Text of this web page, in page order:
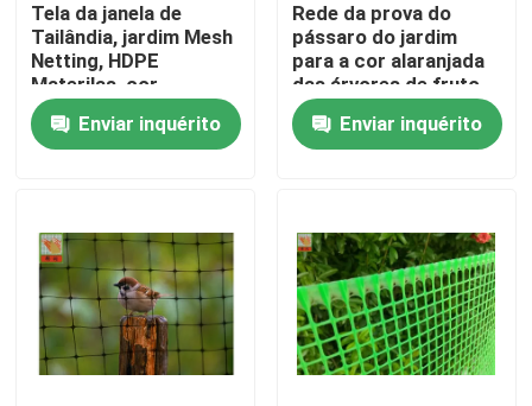
Casa
Contatos
Produtos
Tela da janela de
Tailândia, jardim Mesh
Netting, HDPE
Materilas, cor
transparente, malha
do insetoEnviar inquérito
Rede da prova do
pássaro do jardim
para a cor alaranjada
das árvores de fruto
15g/Sqm 2.5m
largamenteEnviar inquérito